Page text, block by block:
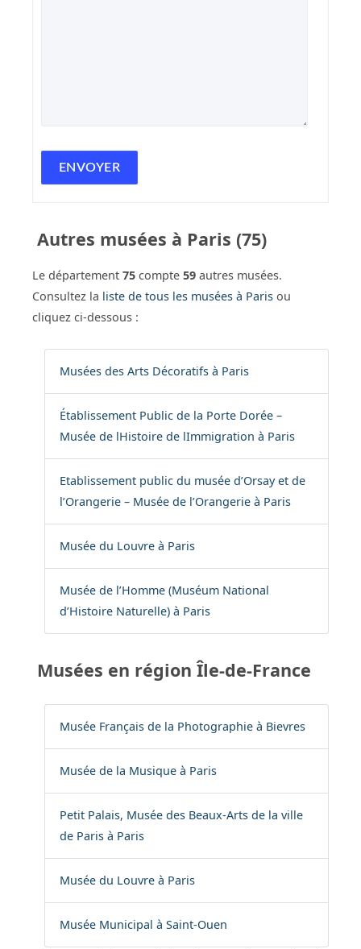
Autres musées à Paris (75)
Le département 75 compte 59 autres musées.
Consultez la liste de tous les musées à Paris ou
cliquez ci-dessous :
Musées des Arts Décoratifs à Paris
Établissement Public de la Porte Dorée –
Musée de lHistoire de lImmigration à Paris
Etablissement public du musée d’Orsay et de
l’Orangerie – Musée de l’Orangerie à Paris
Musée du Louvre à Paris
Musée de l’Homme (Muséum National
d’Histoire Naturelle) à Paris
Musées en région Île-de-France
Musée Français de la Photographie à Bievres
Musée de la Musique à Paris
Petit Palais, Musée des Beaux-Arts de la ville
de Paris à Paris
Musée du Louvre à Paris
Musée Municipal à Saint-Ouen